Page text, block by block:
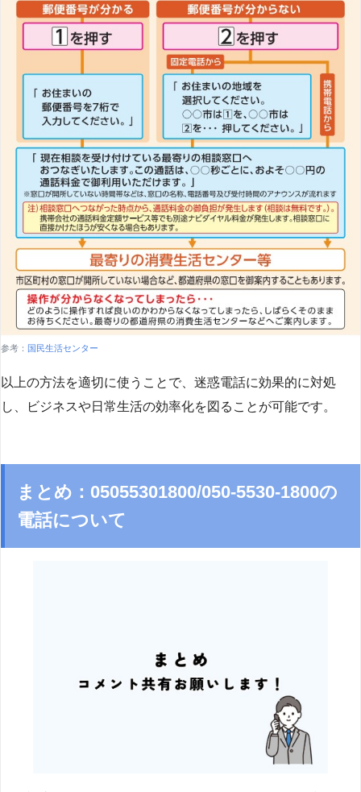
参考： 国民生活センター
以上の方法を適切に使うことで、迷惑電話に効果的に対処
し、ビジネスや日常生活の効率化を図ることが可能です。
まとめ：05055301800/050-5530-1800の
電話について